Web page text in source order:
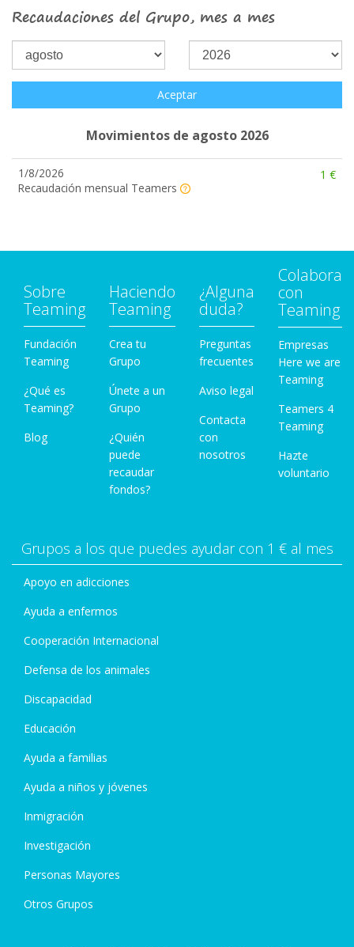
Recaudaciones del Grupo, mes a mes
Aceptar
Movimientos de agosto 2026
1/8/2026
Recaudación mensual Teamers
1 €
Sobre
Teaming
Fundación
Teaming
¿Qué es
Teaming?
Blog
Haciendo
Teaming
Crea tu
Grupo
Únete a un
Grupo
¿Quién
puede
recaudar
fondos?
¿Alguna
duda?
Preguntas
frecuentes
Aviso legal
Contacta
con
nosotros
Colabora
con
Teaming
Empresas
Here we are
Teaming
Teamers 4
Teaming
Hazte
voluntario
Grupos a los que puedes ayudar con 1 € al mes
Apoyo en adicciones
Ayuda a enfermos
Cooperación Internacional
Defensa de los animales
Discapacidad
Educación
Ayuda a familias
Ayuda a niños y jóvenes
Inmigración
Investigación
Personas Mayores
Otros Grupos